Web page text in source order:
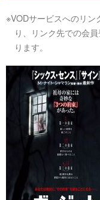
※VODサービスへのリン
り、リンク先での会
ります。